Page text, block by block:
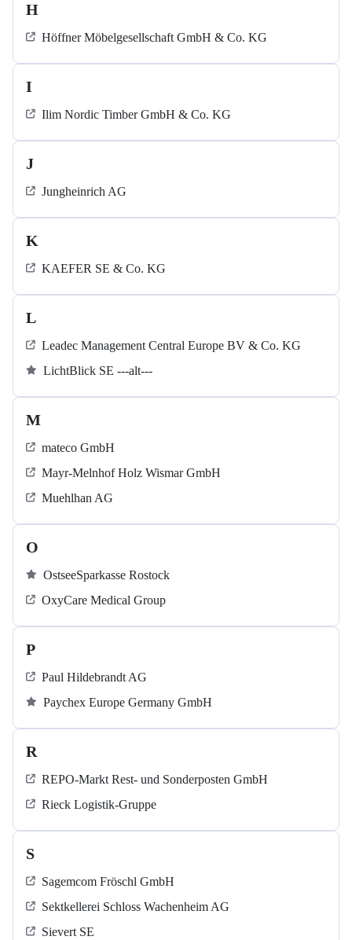
H
Höffner Möbelgesellschaft GmbH & Co. KG
I
Ilim Nordic Timber GmbH & Co. KG
J
Jungheinrich AG
K
KAEFER SE & Co. KG
L
Leadec Management Central Europe BV & Co. KG
LichtBlick SE ---alt---
M
mateco GmbH
Mayr-Melnhof Holz Wismar GmbH
Muehlhan AG
O
OstseeSparkasse Rostock
OxyCare Medical Group
P
Paul Hildebrandt AG
Paychex Europe Germany GmbH
R
REPO-Markt Rest- und Sonderposten GmbH
Rieck Logistik-Gruppe
S
Sagemcom Fröschl GmbH
Sektkellerei Schloss Wachenheim AG
Sievert SE